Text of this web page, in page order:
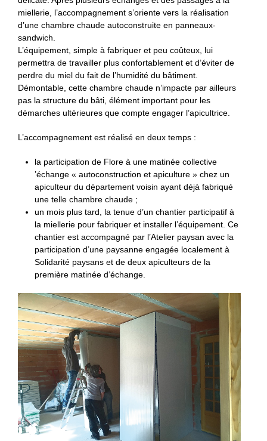
miellerie, l’accompagnement s’oriente vers la réalisation
d’une chambre chaude autoconstruite en panneaux-
sandwich.
L’équipement, simple à fabriquer et peu coûteux, lui
permettra de travailler plus confortablement et d’éviter de
perdre du miel du fait de l’humidité du bâtiment.
Démontable, cette chambre chaude n’impacte par ailleurs
pas la structure du bâti, élément important pour les
démarches ultérieures que compte engager l’apicultrice.
L’accompagnement est réalisé en deux temps :
la participation de Flore à une matinée collective
’échange « autoconstruction et apiculture » chez un
apiculteur du département voisin ayant déjà fabriqué
une telle chambre chaude ;
un mois plus tard, la tenue d’un chantier participatif à
la miellerie pour fabriquer et installer l’équipement. Ce
chantier est accompagné par l’Atelier paysan avec la
participation d’une paysanne engagée localement à
Solidarité paysans et de deux apiculteurs de la
première matinée d’échange.